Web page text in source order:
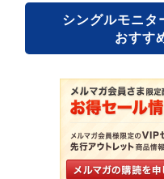
シングルモニタ
おすす